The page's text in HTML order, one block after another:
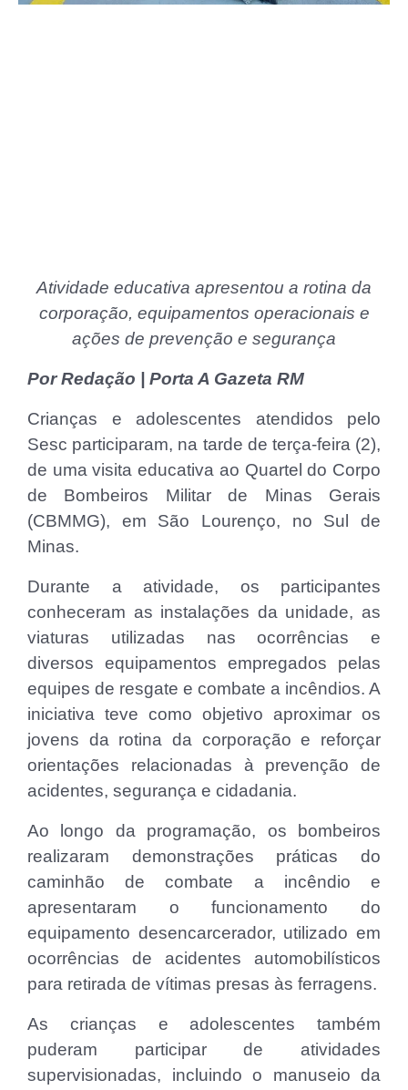
Atividade educativa apresentou a rotina da
corporação, equipamentos operacionais e
ações de prevenção e segurança
Por Redação | Porta A Gazeta RM
Crianças e adolescentes atendidos pelo
Sesc participaram, na tarde de terça-feira (2),
de uma visita educativa ao Quartel do Corpo
de Bombeiros Militar de Minas Gerais
(CBMMG), em São Lourenço, no Sul de
Minas.
Durante a atividade, os participantes
conheceram as instalações da unidade, as
viaturas utilizadas nas ocorrências e
diversos equipamentos empregados pelas
equipes de resgate e combate a incêndios. A
iniciativa teve como objetivo aproximar os
jovens da rotina da corporação e reforçar
orientações relacionadas à prevenção de
acidentes, segurança e cidadania.
Ao longo da programação, os bombeiros
realizaram demonstrações práticas do
caminhão de combate a incêndio e
apresentaram o funcionamento do
equipamento desencarcerador, utilizado em
ocorrências de acidentes automobilísticos
para retirada de vítimas presas às ferragens.
As crianças e adolescentes também
puderam participar de atividades
supervisionadas, incluindo o manuseio da